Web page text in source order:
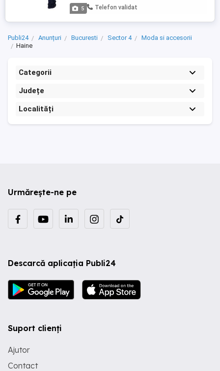
5 Telefon validat
Publi24 Anunțuri Bucuresti Sector 4
Moda si accesorii
Haine
Categorii
Județe
Localități
Urmărește-ne pe
Descarcă aplicația Publi24
Suport clienți
Ajutor
Contact